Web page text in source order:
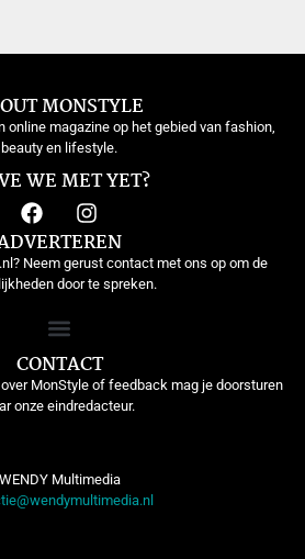
MONSTYLE
online magazine op het gebied van fashion,
beauty en lifestyle.
WE MET YET?
Neem gerust contact met ons op om de
door te spreken.
CONTACT
MonStyle of feedback mag je doorsturen
onze eindredacteur.
WENDY Multimedia